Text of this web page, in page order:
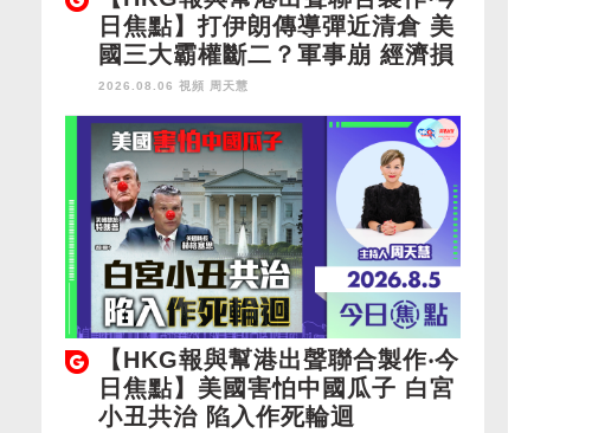
日焦點】打伊朗傳導彈近清倉 美
國三大霸權斷二？軍事崩 經濟損
2026.08.06 視頻 周天慧
【HKG報與幫港出聲聯合製作‧今
日焦點】美國害怕中國瓜子 白宮
小丑共治 陷入作死輪迴